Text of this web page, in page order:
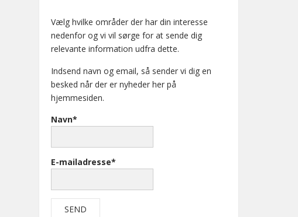
Vælg hvilke områder der har din interesse
nedenfor og vi vil sørge for at sende dig
relevante information udfra dette.
Indsend navn og email, så sender vi dig en
besked når der er nyheder her på
hjemmesiden.
Navn*
E-mailadresse*